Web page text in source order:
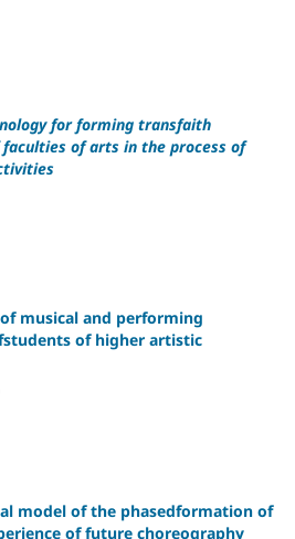
for forming transfaith
of arts in the process of
musical and performing
of higher artistic
model of the phasedformation of
of future choreography